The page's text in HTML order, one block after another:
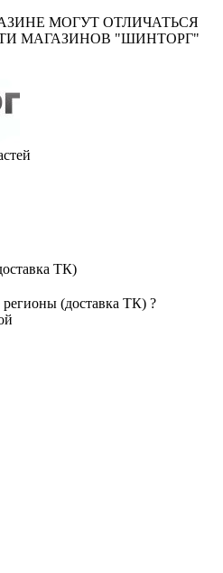
МОГУТ ОТЛИЧАТЬСЯ
МАГАЗИНОВ "ШИНТОРГ"
ТК)
(доставка ТК) ?